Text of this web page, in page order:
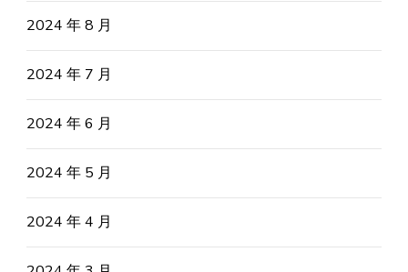
2024 年 8 月
2024 年 7 月
2024 年 6 月
2024 年 5 月
2024 年 4 月